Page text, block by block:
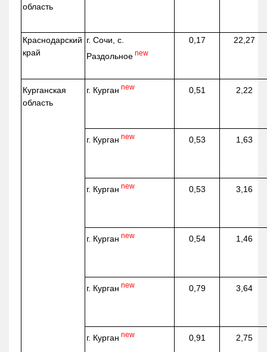
область
Краснодарский
край
г. Сочи, с.
Раздольное new
0,17 22,27
Курганская
область
г. Курган new 0,51 2,22
г. Курган new 0,53 1,63
г. Курган new 0,53 3,16
г. Курган new 0,54 1,46
г. Курган new 0,79 3,64
г. Курган new 0,91 2,75